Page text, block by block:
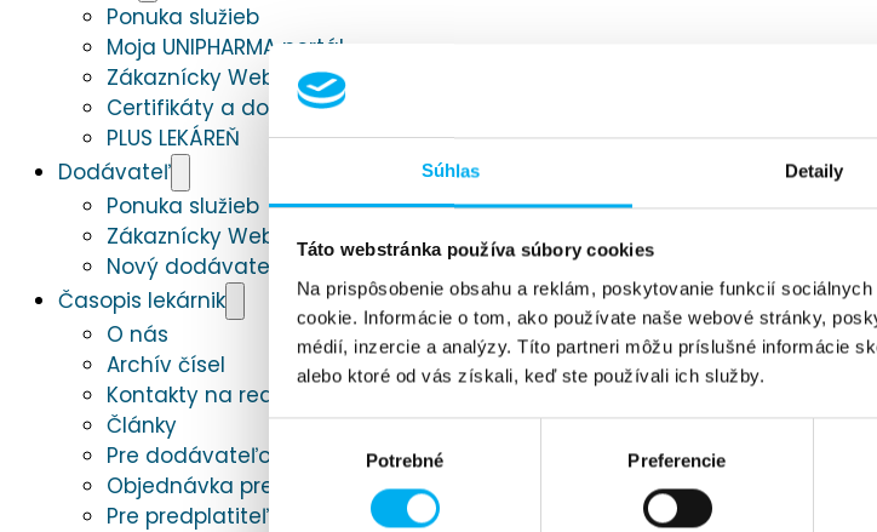
Súhlas Detaily
Táto webstránka používa súbory cookies
Na prispôsobenie obsahu a reklám, poskytovanie funkcií
cookie. Informácie o tom, ako používate naše webové stránky,
médií, inzercie a analýzy. Títo partneri môžu príslušné informácie
alebo ktoré od vás získali, keď ste používali ich služby.
súhlasu
Potrebné Preferencie
Ponuka služieb
Moja UNIPHARMA portál
Zákaznícky WebPortál
Certifikáty a dokumenty na stiahnutie
PLUS LEKÁREŇ
Dodávateľ
Ponuka služieb
Zákaznícky WebPortál
Nový dodávateľ
Časopis lekárnik
O nás
Archív čísel
Kontakty na redakciu
Články
Pre dodávateľov a inzerentov
Objednávka predplatného
Pre predplatiteľov